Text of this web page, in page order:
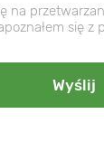
na
się z